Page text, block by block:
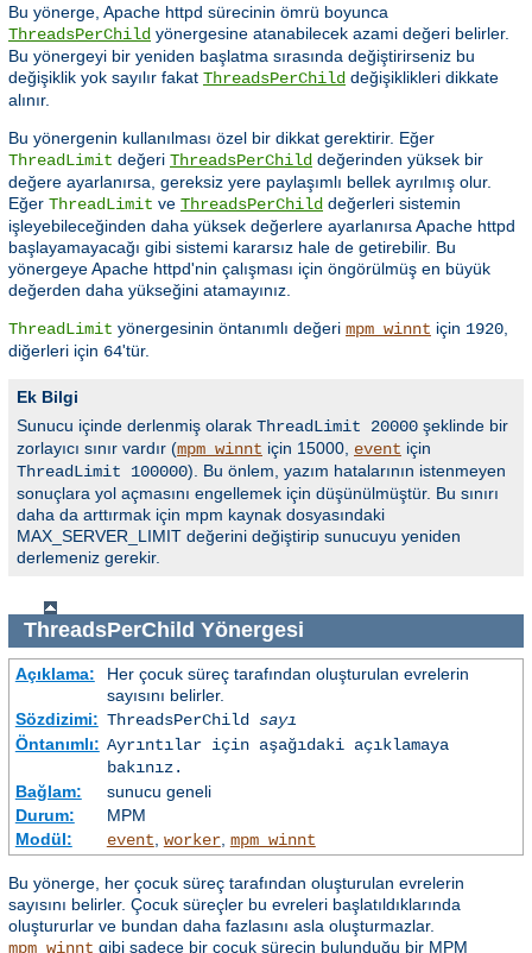
Bu yönerge, Apache httpd sürecinin ömrü boyunca
ThreadsPerChild yönergesine atanabilecek azami değeri belirler.
Bu yönergeyi bir yeniden başlatma sırasında değiştirirseniz bu
değişiklik yok sayılır fakat ThreadsPerChild değişiklikleri dikkate
alınır.
Bu yönergenin kullanılması özel bir dikkat gerektirir. Eğer
ThreadLimit değeri ThreadsPerChild değerinden yüksek bir
değere ayarlanırsa, gereksiz yere paylaşımlı bellek ayrılmış olur.
Eğer ThreadLimit ve ThreadsPerChild değerleri sistemin
işleyebileceğinden daha yüksek değerlere ayarlanırsa Apache httpd
başlayamayacağı gibi sistemi kararsız hale de getirebilir. Bu
yönergeye Apache httpd'nin çalışması için öngörülmüş en büyük
değerden daha yükseğini atamayınız.
ThreadLimit yönergesinin öntanımlı değeri mpm_winnt için 1920
diğerleri için 64'tür.
Ek Bilgi
Sunucu içinde derlenmiş olarak ThreadLimit 20000 şeklinde bir
zorlayıcı sınır vardır (mpm_winnt için 15000, event için
ThreadLimit 100000). Bu önlem, yazım hatalarının istenmeyen
sonuçlara yol açmasını engellemek için düşünülmüştür. Bu sınırı
daha da arttırmak için mpm kaynak dosyasındaki
MAX_SERVER_LIMIT değerini değiştirip sunucuyu yeniden
derlemeniz gerekir.
ThreadsPerChild Yönergesi
Açıklama:
Her çocuk süreç tarafından oluşturulan evrelerin
sayısını belirler.
Sözdizimi: ThreadsPerChild sayı
Öntanımlı: Ayrıntılar için aşağıdaki açıklamaya
bakınız.
Bağlam:
sunucu geneli
Durum:
MPM
Modül:
event worker, mpm_winnt
Bu yönerge, her çocuk süreç tarafından oluşturulan evrelerin
sayısını belirler. Çocuk süreçler bu evreleri başlatıldıklarında
oluştururlar ve bundan daha fazlasını asla oluşturmazlar.
mpm_winnt gibi sadece bir çocuk sürecin bulunduğu bir MPM